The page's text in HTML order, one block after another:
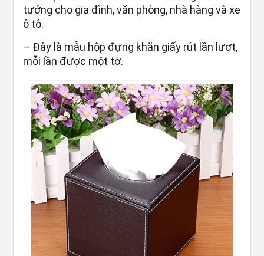
tưởng cho gia đình, văn phòng, nhà hàng và xe
ô tô.
– Đây là mẫu hộp đựng khăn giấy rút lần lượt,
mỗi lần được một tờ.